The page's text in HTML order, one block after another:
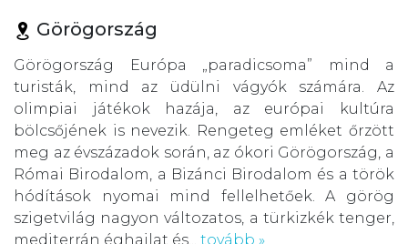
Görögország
Görögország Európa „paradicsoma” mind a
turisták, mind az üdülni vágyók számára. Az
olimpiai játékok hazája, az európai kultúra
bölcsőjének is nevezik. Rengeteg emléket őrzött
meg az évszázadok során, az ókori Görögország, a
Római Birodalom, a Bizánci Birodalom és a török
hódítások nyomai mind fellelhetőek. A görög
szigetvilág nagyon változatos, a türkizkék tenger,
mediterrán éghajlat és... tovább »